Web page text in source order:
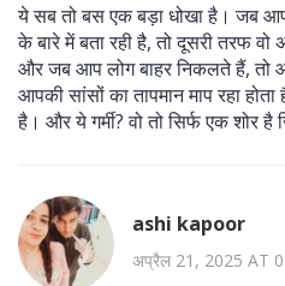
ये सब तो बस एक बड़ा धोखा है। जब
के बारे में बता रही है, तो दूसरी तरफ
और जब आप लोग बाहर निकलते हैं, तो
आपकी सांसों का तापमान माप रहा
है। और ये गर्मी? वो तो सिर्फ एक शोर
ashi kapoor
अप्रैल 21, 2025 AT